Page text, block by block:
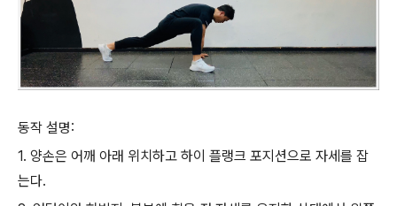
동작 설명:
1. 양손은 어깨 아래 위치하고 하이 플랭크 포지션으로 자세를 잡
는다.